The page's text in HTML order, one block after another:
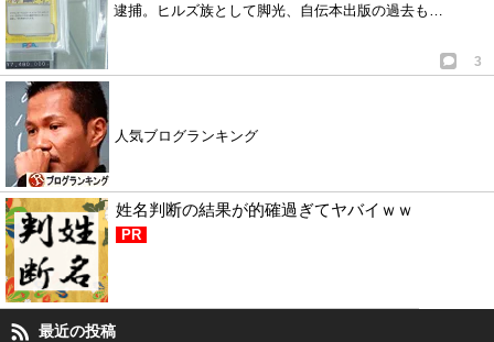
逮捕。ヒルズ族として脚光、自伝本出版の過去も…
3
人気ブログランキング
姓名判断の結果が的確過ぎてヤバイｗｗ
PR
最近の投稿